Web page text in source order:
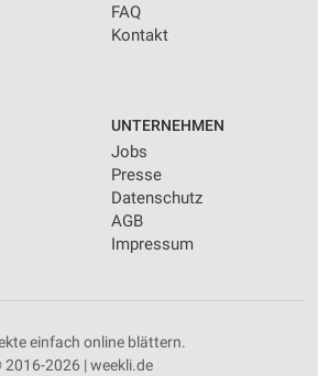
FAQ
Kontakt
UNTERNEHMEN
Jobs
Presse
Datenschutz
AGB
Impressum
einfach online blättern.
2016-2026 | weekli.de